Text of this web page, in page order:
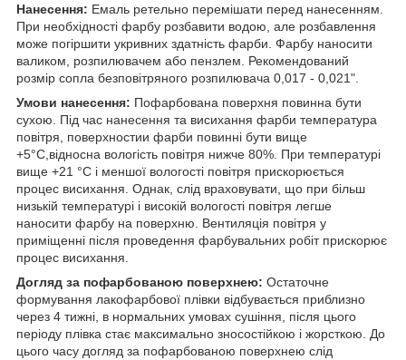
Нанесення: Емаль ретельно перемішати перед нанесенням.
При необхідності фарбу розбавити водою, але розбавлення
може погіршити укривних здатність фарби. Фарбу наносити
валиком, розпилювачем або пензлем. Рекомендований
розмір сопла безповітряного розпилювача 0,017 - 0,021".
Умови нанесення: Пофарбована поверхня повинна бути
сухою. Під час нанесення та висихання фарби температура
повітря, поверхностии фарби повинні бути вище
+5°С,відносна вологість повітря нижче 80%. При температурі
вище +21 °С і меншої вологості повітря прискорюється
процес висихання. Однак, слід враховувати, що при більш
низькій температурі і високій вологості повітря легше
наносити фарбу на поверхню. Вентиляція повітря у
приміщенні після проведення фарбувальних робіт прискорює
процес висихання.
Догляд за пофарбованою поверхнею: Остаточне
формування лакофарбової плівки відбувається приблизно
через 4 тижні, в нормальних умовах сушіння, після цього
періоду плівка стає максимально зносостійкою і жорсткою. До
цього часу догляд за пофарбованою поверхнею слід